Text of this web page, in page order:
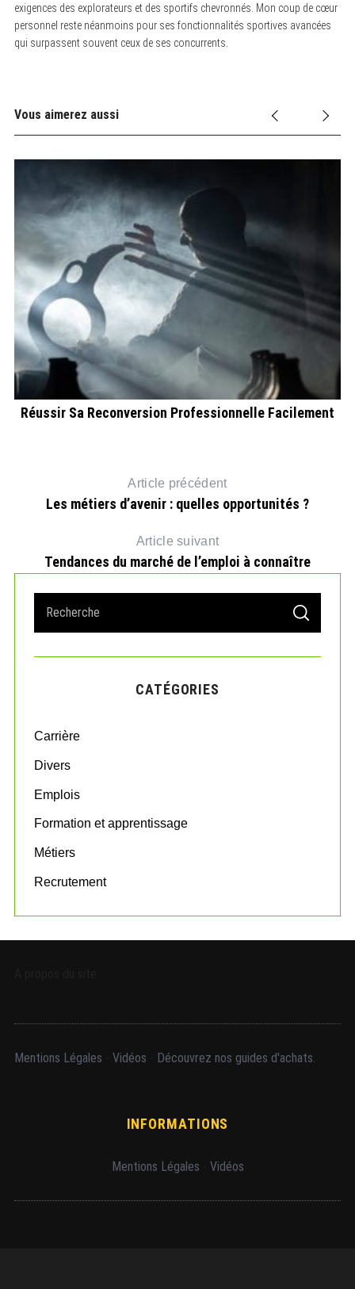
exigences des explorateurs et des sportifs chevronnés. Mon coup de cœur
personnel reste néanmoins pour ses fonctionnalités sportives avancées
qui surpassent souvent ceux de ses concurrents.
Vous aimerez aussi
Réussir Sa Reconversion Professionnelle Facilement
Article précédent
Les métiers d’avenir : quelles opportunités ?
Article suivant
Tendances du marché de l’emploi à connaître
a
r
o
:
S
A
C
CATÉGORIES
Carrière
Divers
Emplois
Formation et apprentissage
Métiers
Recrutement
Mentions Légales Vidéos Découvrez nos guides d'achats.
INFORMATIONS
Mentions Légales Vidéos